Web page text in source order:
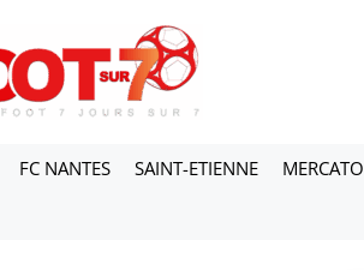
FC NANTES SAINT-ETIENNE MERCATO